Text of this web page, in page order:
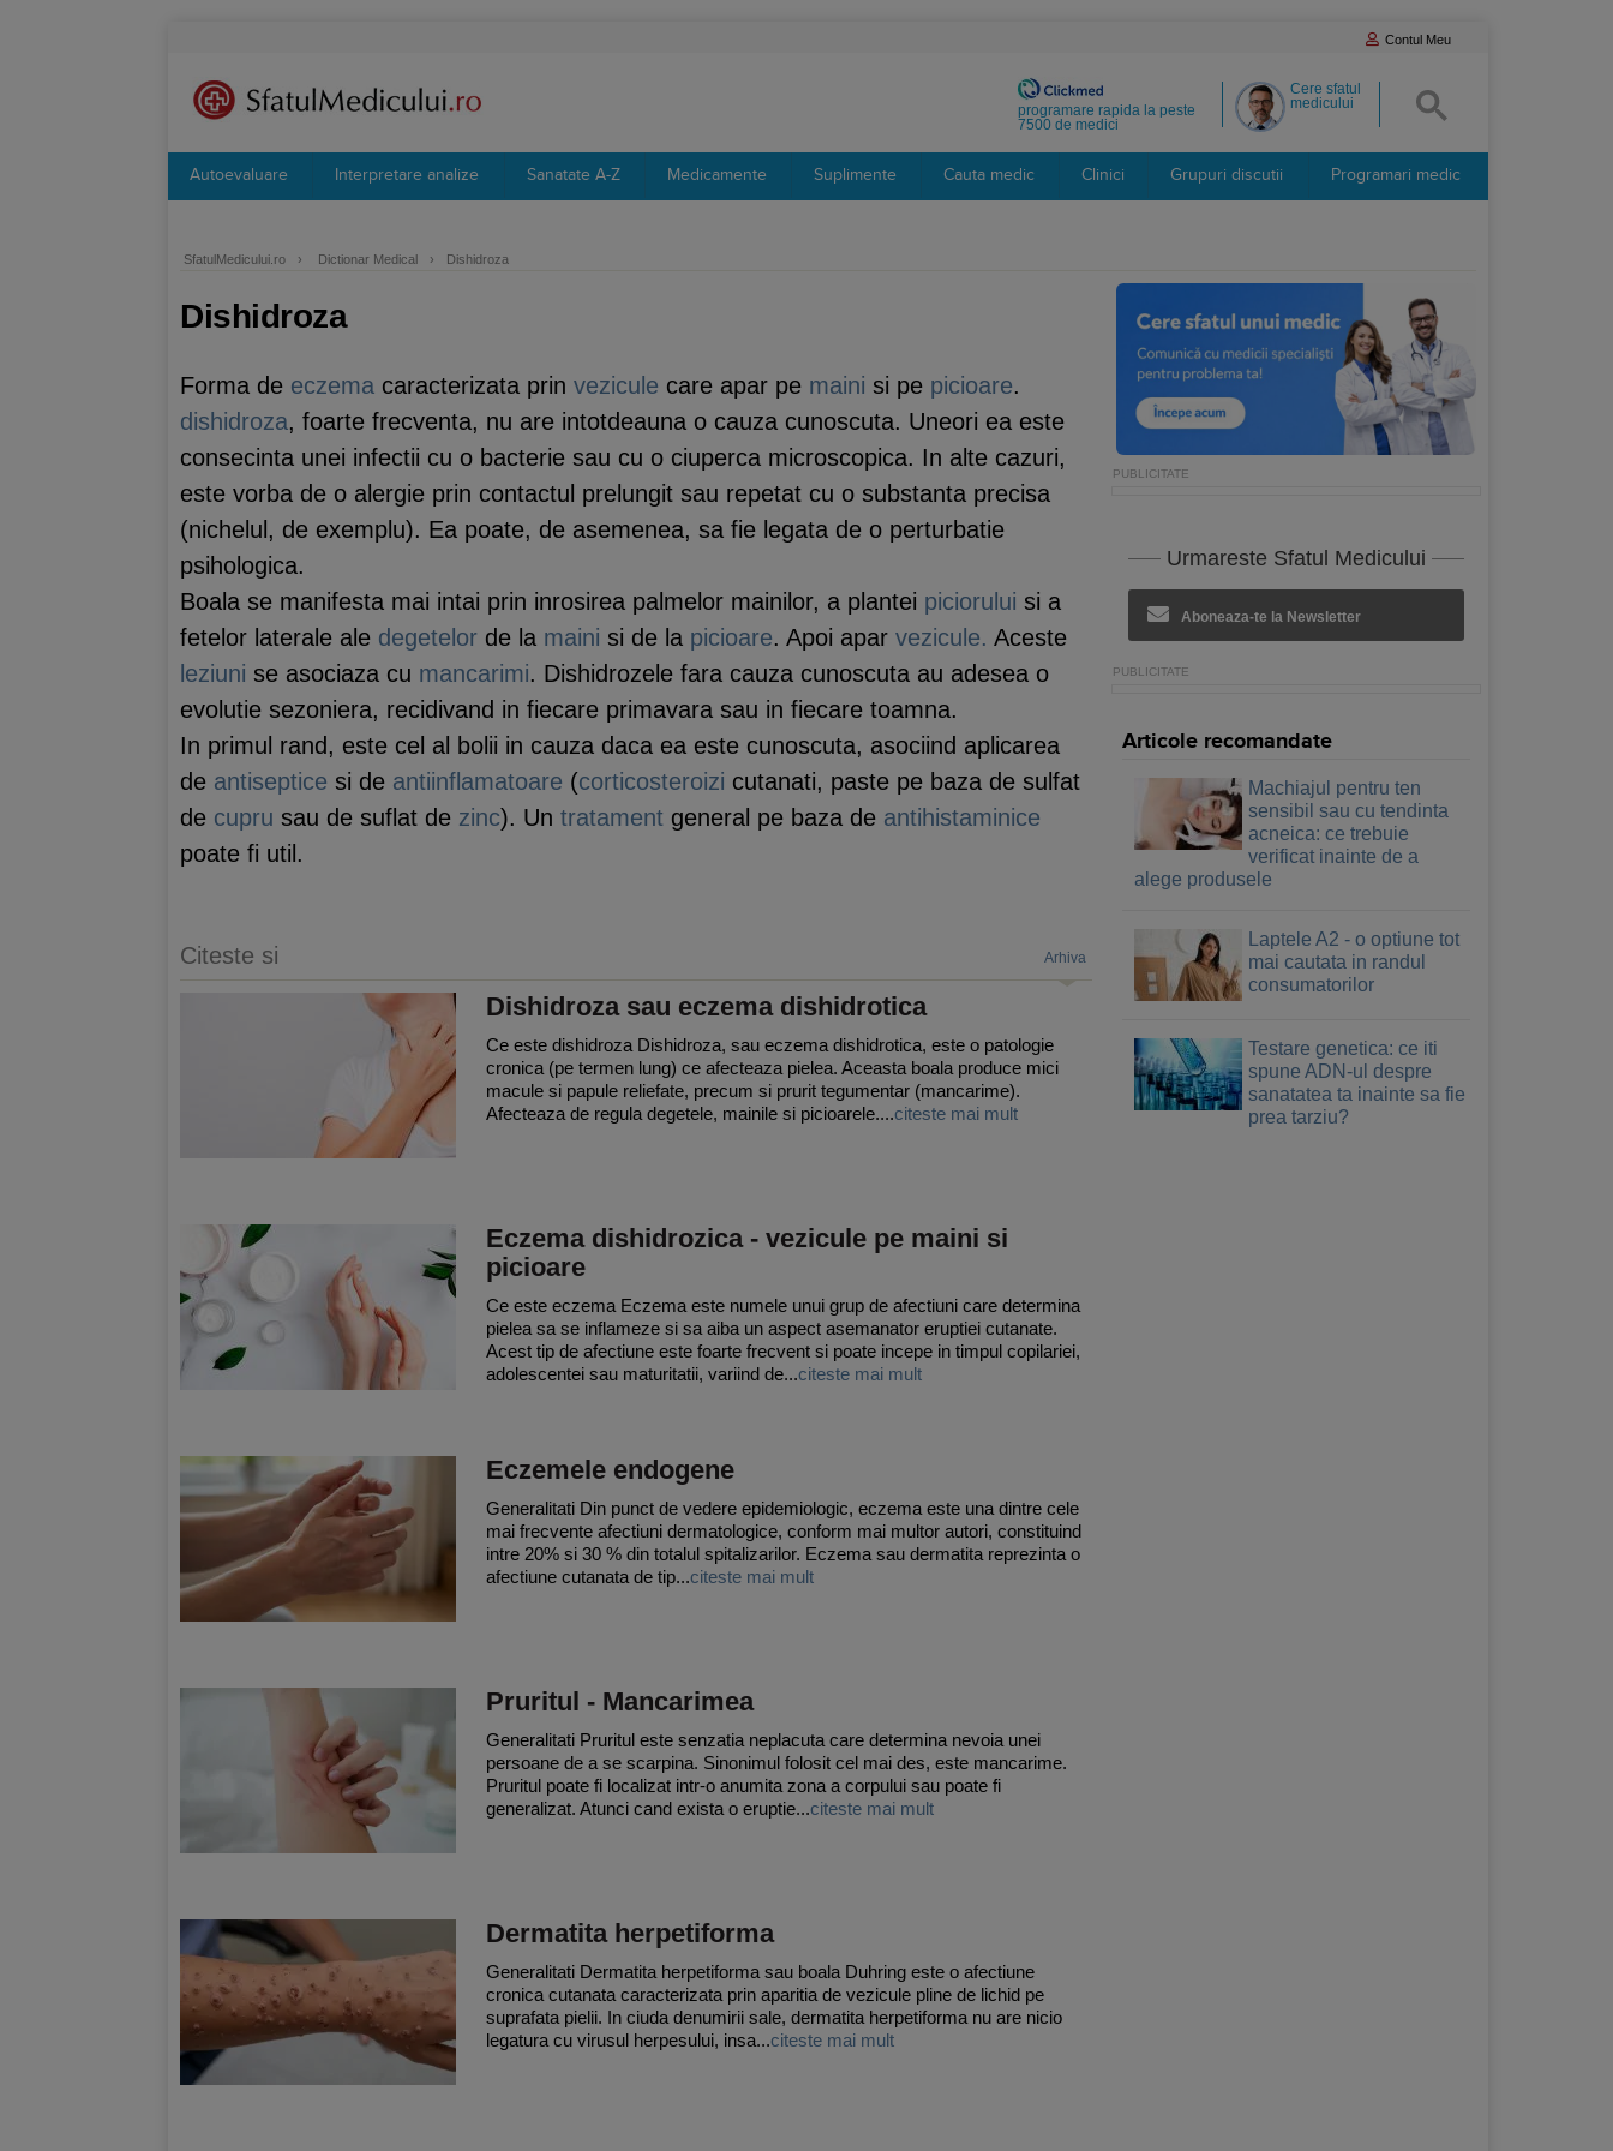
Contul Meu
Cere sfatul
medicului
programare rapida la peste
7500 de medici
Autoevaluare Interpretare analize Sanatate A-Z Medicamente Suplimente Cauta medic Clinici Grupuri discutii Programari medic
SfatulMedicului.ro › Dictionar Medical › Dishidroza
Dishidroza
Forma de eczema caracterizata prin vezicule care apar pe maini si pe picioare.
dishidroza, foarte frecventa, nu are intotdeauna o cauza cunoscuta. Uneori ea este
consecinta unei infectii cu o bacterie sau cu o ciuperca microscopica. In alte cazuri,
este vorba de o alergie prin contactul prelungit sau repetat cu o substanta precisa
(nichelul, de exemplu). Ea poate, de asemenea, sa fie legata de o perturbatie
psihologica.
Boala se manifesta mai intai prin inrosirea palmelor mainilor, a plantei piciorului si a
fetelor laterale ale degetelor de la maini si de la picioare. Apoi apar vezicule. Aceste
leziuni se asociaza cu mancarimi. Dishidrozele fara cauza cunoscuta au adesea o
evolutie sezoniera, recidivand in fiecare primavara sau in fiecare toamna.
In primul rand, este cel al bolii in cauza daca ea este cunoscuta, asociind aplicarea
de antiseptice si de antiinflamatoare (corticosteroizi cutanati, paste pe baza de sulfat
de cupru sau de suflat de zinc). Un tratament general pe baza de antihistaminice
poate fi util.
Citeste si Arhiva
Dishidroza sau eczema dishidrotica
Ce este dishidroza Dishidroza, sau eczema dishidrotica, este o patologie
cronica (pe termen lung) ce afecteaza pielea. Aceasta boala produce mici
macule si papule reliefate, precum si prurit tegumentar (mancarime).
Afecteaza de regula degetele, mainile si picioarele....citeste mai mult
Eczema dishidrozica - vezicule pe maini si
picioare
Ce este eczema Eczema este numele unui grup de afectiuni care determina
pielea sa se inflameze si sa aiba un aspect asemanator eruptiei cutanate.
Acest tip de afectiune este foarte frecvent si poate incepe in timpul copilariei,
adolescentei sau maturitatii, variind de...citeste mai mult
Eczemele endogene
Generalitati Din punct de vedere epidemiologic, eczema este una dintre cele
mai frecvente afectiuni dermatologice, conform mai multor autori, constituind
intre 20% si 30 % din totalul spitalizarilor. Eczema sau dermatita reprezinta o
afectiune cutanata de tip...citeste mai mult
Pruritul - Mancarimea
Generalitati Pruritul este senzatia neplacuta care determina nevoia unei
persoane de a se scarpina. Sinonimul folosit cel mai des, este mancarime.
Pruritul poate fi localizat intr-o anumita zona a corpului sau poate fi
generalizat. Atunci cand exista o eruptie...citeste mai mult
Dermatita herpetiforma
Generalitati Dermatita herpetiforma sau boala Duhring este o afectiune
cronica cutanata caracterizata prin aparitia de vezicule pline de lichid pe
suprafata pielii. In ciuda denumirii sale, dermatita herpetiforma nu are nicio
legatura cu virusul herpesului, insa...citeste mai mult
Urmareste Sfatul Medicului
Aboneaza-te la Newsletter
Articole recomandate
Machiajul pentru ten
sensibil sau cu tendinta
acneica: ce trebuie
verificat inainte de a
alege produsele
Laptele A2 - o optiune tot
mai cautata in randul
consumatorilor
Testare genetica: ce iti
spune ADN-ul despre
sanatatea ta inainte sa fie
prea tarziu?